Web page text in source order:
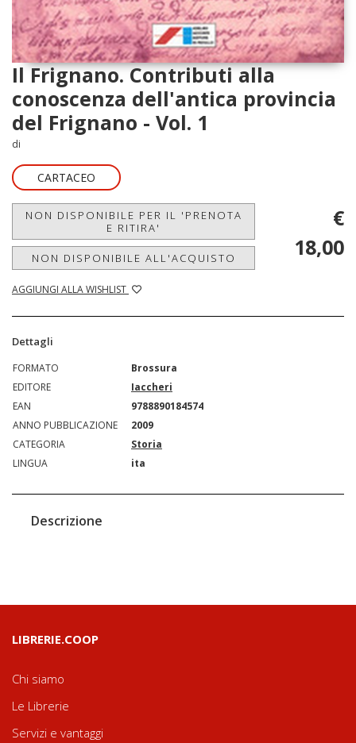
Il Frignano. Contributi alla
conoscenza dell'antica provincia
del Frignano - Vol. 1
di
CARTACEO
NON DISPONIBILE PER IL 'PRENOTA
E RITIRA'
NON DISPONIBILE ALL'ACQUISTO
AGGIUNGI ALLA WISHLIST
€
18,00
Dettagli
FORMATO
Brossura
EDITORE
Iaccheri
EAN
9788890184574
ANNO PUBBLICAZIONE
2009
CATEGORIA
Storia
LINGUA
ita
Descrizione
LIBRERIE.COOP
Chi siamo
Le Librerie
Servizi e vantaggi